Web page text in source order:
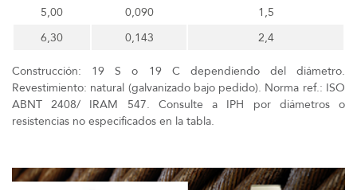
5,00 0,090
1,5
6,30
0,143 2,4
Construcción: 19 S o 19 C dependiendo del diámetro.
Revestimiento: natural (galvanizado bajo pedido). Norma ref.: ISO
ABNT 2408/ IRAM 547. Consulte a IPH por diámetros o
resistencias no especificados en la tabla.